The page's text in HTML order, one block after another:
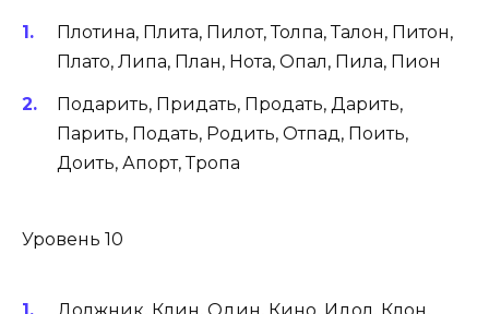
Плотина, Плита, Пилот, Толпа, Талон, Питон,
Плато, Липа, План, Нота, Опал, Пила, Пион
Подарить, Придать, Продать, Дарить,
Парить, Подать, Родить, Отпад, Поить,
Доить, Апорт, Тропа
Уровень 10